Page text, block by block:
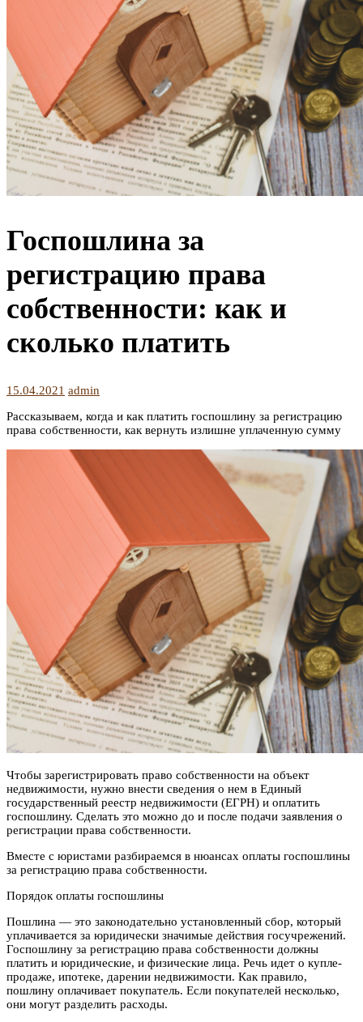
Госпошлина за
регистрацию права
собственности: как и
сколько платить
15.04.2021 admin
Рассказываем, когда и как платить госпошлину за регистрацию
права собственности, как вернуть излишне уплаченную сумму
Чтобы зарегистрировать право собственности на объект
недвижимости, нужно внести сведения о нем в Единый
государственный реестр недвижимости (ЕГРН) и оплатить
госпошлину. Сделать это можно до и после подачи заявления о
регистрации права собственности.
Вместе с юристами разбираемся в нюансах оплаты госпошлины
за регистрацию права собственности.
Порядок оплаты госпошлины
Пошлина — это законодательно установленный сбор, который
уплачивается за юридически значимые действия госучрежений.
Госпошлину за регистрацию права собственности должны
платить и юридические, и физические лица. Речь идет о купле-
продаже, ипотеке, дарении недвижимости. Как правило,
пошлину оплачивает покупатель. Если покупателей несколько,
они могут разделить расходы.